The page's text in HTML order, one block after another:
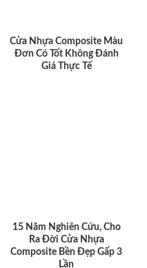
Cửa Nhựa Composite Màu
Đơn Có Tốt Không Đánh
Giá Thực Tế
15 Năm Nghiên Cứu, Cho
Ra Đời Cửa Nhựa
Composite Bền Đẹp Gấp 3
Lần